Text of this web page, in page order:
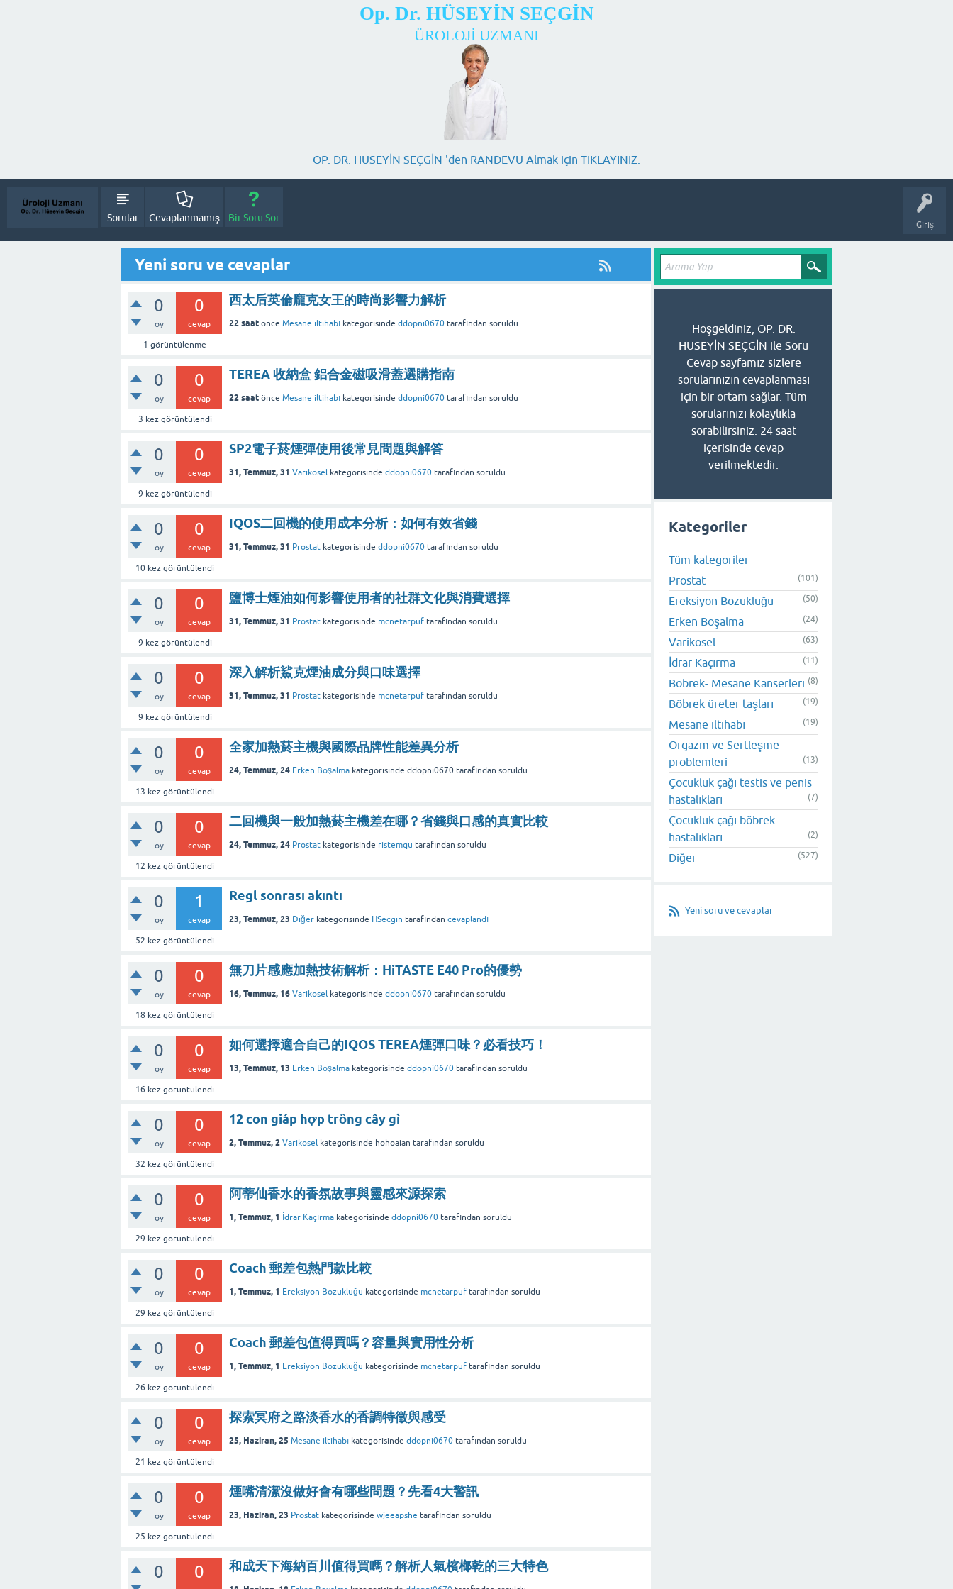
Op. Dr. HÜSEYİN SEÇGİN
ÜROLOJİ UZMANI
OP. DR. HÜSEYİN SEÇGİN 'den RANDEVU Almak için TIKLAYINIZ.
Giriş
Sorular Cevaplanmamış Bir Soru Sor
Yeni soru ve cevaplar
0
oy
0
cevap
1 görüntülenme
西太后英倫龐克女王的時尚影響力解析
22 saat önce Mesane iltihabı kategorisinde ddopni0670 tarafından soruldu
0
oy
0
cevap
3 kez görüntülendi
TEREA 收納盒 鋁合金磁吸滑蓋選購指南
22 saat önce Mesane iltihabı kategorisinde ddopni0670 tarafından soruldu
0
oy
0
cevap
9 kez görüntülendi
SP2電子菸煙彈使用後常見問題與解答
31, Temmuz, 31 Varikosel kategorisinde ddopni0670 tarafından soruldu
0
oy
0
cevap
10 kez görüntülendi
IQOS二回機的使用成本分析：如何有效省錢
31, Temmuz, 31 Prostat kategorisinde ddopni0670 tarafından soruldu
0
oy
0
cevap
9 kez görüntülendi
鹽博士煙油如何影響使用者的社群文化與消費選擇
31, Temmuz, 31 Prostat kategorisinde mcnetarpuf tarafından soruldu
0
oy
0
cevap
9 kez görüntülendi
深入解析鯊克煙油成分與口味選擇
31, Temmuz, 31 Prostat kategorisinde mcnetarpuf tarafından soruldu
0
oy
0
cevap
13 kez görüntülendi
全家加熱菸主機與國際品牌性能差異分析
24, Temmuz, 24 Erken Boşalma kategorisinde ddopni0670 tarafından soruldu
0
oy
0
cevap
12 kez görüntülendi
二回機與一般加熱菸主機差在哪？省錢與口感的真實比較
24, Temmuz, 24 Prostat kategorisinde ristemqu tarafından soruldu
0
oy
1
cevap
52 kez görüntülendi
Regl sonrası akıntı
23, Temmuz, 23 Diğer kategorisinde HSecgin tarafından cevaplandı
0
oy
0
cevap
18 kez görüntülendi
無刀片感應加熱技術解析：HiTASTE E40 Pro的優勢
16, Temmuz, 16 Varikosel kategorisinde ddopni0670 tarafından soruldu
0
oy
0
cevap
16 kez görüntülendi
如何選擇適合自己的IQOS TEREA煙彈口味？必看技巧！
13, Temmuz, 13 Erken Boşalma kategorisinde ddopni0670 tarafından soruldu
0
oy
0
cevap
32 kez görüntülendi
12 con giáp hợp trồng cây gì
2, Temmuz, 2 Varikosel kategorisinde hohoaian tarafından soruldu
0
oy
0
cevap
29 kez görüntülendi
阿蒂仙香水的香氛故事與靈感來源探索
1, Temmuz, 1 İdrar Kaçırma kategorisinde ddopni0670 tarafından soruldu
0
oy
0
cevap
29 kez görüntülendi
Coach 郵差包熱門款比較
1, Temmuz, 1 Ereksiyon Bozukluğu kategorisinde mcnetarpuf tarafından soruldu
0
oy
0
cevap
26 kez görüntülendi
Coach 郵差包值得買嗎？容量與實用性分析
1, Temmuz, 1 Ereksiyon Bozukluğu kategorisinde mcnetarpuf tarafından soruldu
0
oy
0
cevap
21 kez görüntülendi
探索冥府之路淡香水的香調特徵與感受
25, Haziran, 25 Mesane iltihabı kategorisinde ddopni0670 tarafından soruldu
0
oy
0
cevap
25 kez görüntülendi
煙嘴清潔沒做好會有哪些問題？先看4大警訊
23, Haziran, 23 Prostat kategorisinde wjeeapshe tarafından soruldu
0 0 和成天下海納百川值得買嗎？解析人氣檳榔乾的三大特色
Hoşgeldiniz, OP. DR.
HÜSEYİN SEÇGİN ile Soru
Cevap sayfamız sizlere
sorularınızın cevaplanması
için bir ortam sağlar. Tüm
sorularınızı kolaylıkla
sorabilirsiniz. 24 saat
içerisinde cevap
verilmektedir.
Kategoriler
Tüm kategoriler
Prostat
(101)
Ereksiyon Bozukluğu (50)
Erken Boşalma (24)
Varikosel (63)
İdrar Kaçırma (11)
Böbrek- Mesane Kanserleri (8)
Böbrek üreter taşları (19)
Mesane iltihabı (19)
Orgazm ve Sertleşme
problemleri
(13)
Çocukluk çağı testis ve penis
hastalıkları
(7)
Çocukluk çağı böbrek
hastalıkları
(2)
Diğer (527)
Yeni soru ve cevaplar